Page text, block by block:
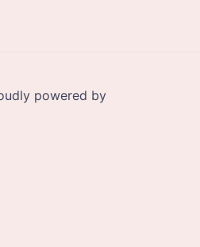
powered by